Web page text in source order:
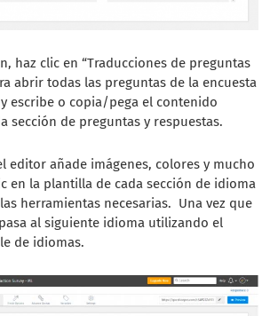
haz clic en “Traducciones de preguntas
abrir todas las preguntas de la encuesta
escribe o copia/pega el contenido
sección de preguntas y respuestas.
editor añade imágenes, colores y mucho
en la plantilla de cada sección de idioma
herramientas necesarias. Una vez que
al siguiente idioma utilizando el
de idiomas.